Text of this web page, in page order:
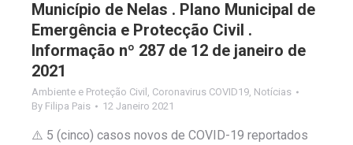
Município de Nelas . Plano Municipal de
Emergência e Protecção Civil .
Informação nº 287 de 12 de janeiro de
2021
Ambiente e Proteção Civil Coronavirus COVID19 Notícias
By Filipa Pais 12 Janeiro 2021
⚠️ 5 (cinco) casos novos de COVID-19 reportados